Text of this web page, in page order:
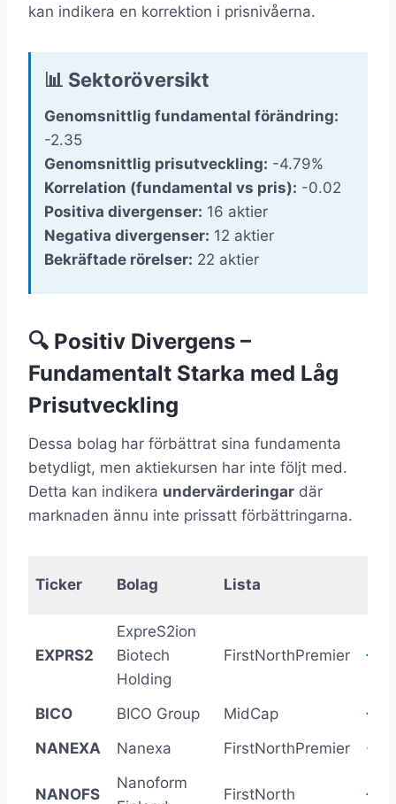
kan indikera en korrektion i prisnivåerna.
📊 Sektoröversikt
Genomsnittlig fundamental förändring:
-2.35
Genomsnittlig prisutveckling: -4.79%
Korrelation (fundamental vs pris): -0.02
Positiva divergenser: 16 aktier
Negativa divergenser: 12 aktier
Bekräftade rörelser: 22 aktier
🔍 Positiv Divergens –
Fundamentalt Starka med Låg
Prisutveckling
Dessa bolag har förbättrat sina fundamenta
betydligt, men aktiekursen har inte följt med.
Detta kan indikera undervärderingar där
marknaden ännu inte prissatt förbättringarna.
Ticker Bolag Lista
EXPRS2
ExpreS2ion
Biotech
Holding
FirstNorthPremier
BICO BICO Group MidCap
NANEXA
Nanexa FirstNorthPremier
NANOFS
Nanoform
FirstNorth